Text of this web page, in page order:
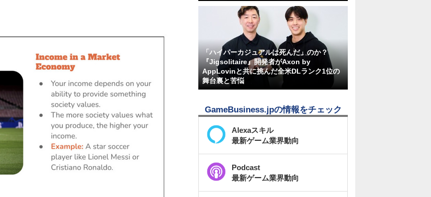
「ハイパーカジュアルは死んだ」のか？
『Jigsolitaire』開発者がAxon by
AppLovinと共に挑んだ全米DLランク1位の
舞台裏と苦悩
GameBusiness.jpの情報をチェック
Alexaスキル
最新ゲーム業界動向
Podcast
最新ゲーム業界動向